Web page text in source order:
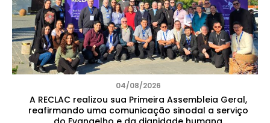
04/08/2026
A RECLAC realizou sua Primeira Assembleia Geral,
reafirmando uma comunicação sinodal a serviço